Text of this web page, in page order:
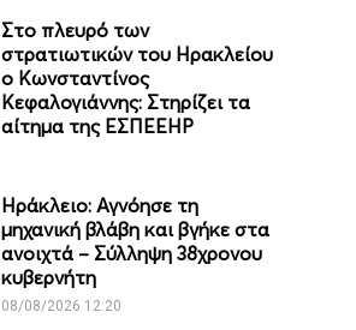
Στο πλευρό των
στρατιωτικών του Ηρακλείου
ο Κωνσταντίνος
Κεφαλογιάννης: Στηρίζει τα
αίτημα της ΕΣΠΕΕΗΡ
Ηράκλειο: Αγνόησε τη
μηχανική βλάβη και βγήκε στα
ανοιχτά – Σύλληψη 38χρονου
κυβερνήτη
08/08/2026 12:20